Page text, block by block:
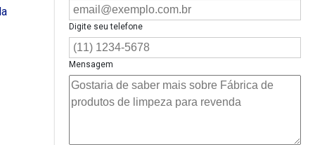
Digite seu telefone
Mensagem